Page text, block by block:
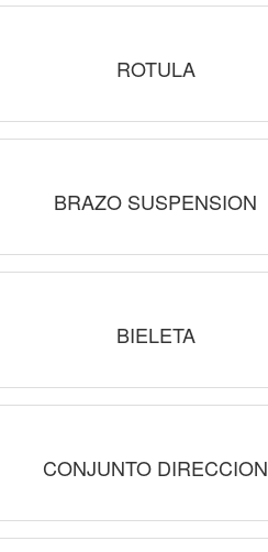
ROTULA
BRAZO SUSPENSION
BIELETA
CONJUNTO DIRECCION